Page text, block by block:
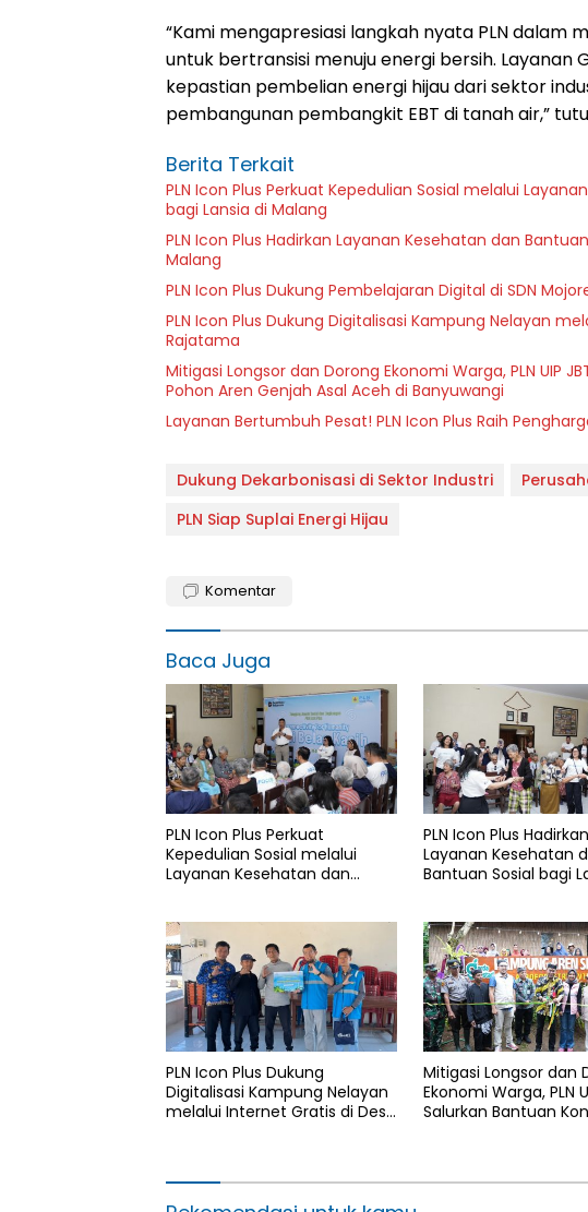
“Kami mengapresiasi langkah nyata PLN dalam
untuk bertransisi menuju energi bersih. Layanan
kepastian pembelian energi hijau dari sektor
pembangunan pembangkit EBT di tanah air,”
Berita Terkait
PLN Icon Plus Perkuat Kepedulian Sosial melalui
bagi Lansia di Malang
PLN Icon Plus Hadirkan Layanan Kesehatan dan
Malang
PLN Icon Plus Dukung Pembelajaran Digital di SDN
PLN Icon Plus Dukung Digitalisasi Kampung Nelayan
Rajatama
Mitigasi Longsor dan Dorong Ekonomi Warga, PLN UIP
Pohon Aren Genjah Asal Aceh di Banyuwangi
Layanan Bertumbuh Pesat! PLN Icon Plus Raih
Dukung Dekarbonisasi di Sektor Industri
PLN Siap Suplai Energi Hijau
Komentar
Baca Juga
PLN Icon Plus Perkuat
Kepedulian Sosial melalui
Layanan Kesehatan dan
PLN Icon Plus Hadirkan
Layanan Kesehatan
Bantuan Sosial bagi
PLN Icon Plus Dukung
Digitalisasi Kampung Nelayan
melalui Internet Gratis di Desa
Mitigasi Longsor dan
Ekonomi Warga, PLN
Salurkan Bantuan